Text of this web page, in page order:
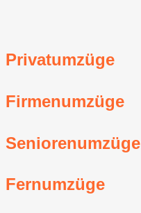
Privatumzüge
Firmenumzüge
Seniorenumzüge
Fernumzüge